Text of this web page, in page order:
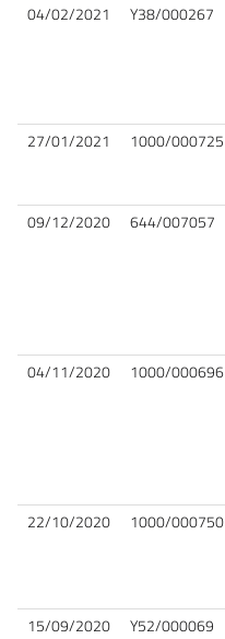
04/02/2021 Y38/000267
27/01/2021 1000/000725
09/12/2020 644/007057
04/11/2020 1000/000696
22/10/2020 1000/000750
15/09/2020 Y52/000069